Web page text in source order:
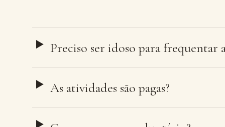
Preciso ser idoso para frequentar a
As atividades são pagas?